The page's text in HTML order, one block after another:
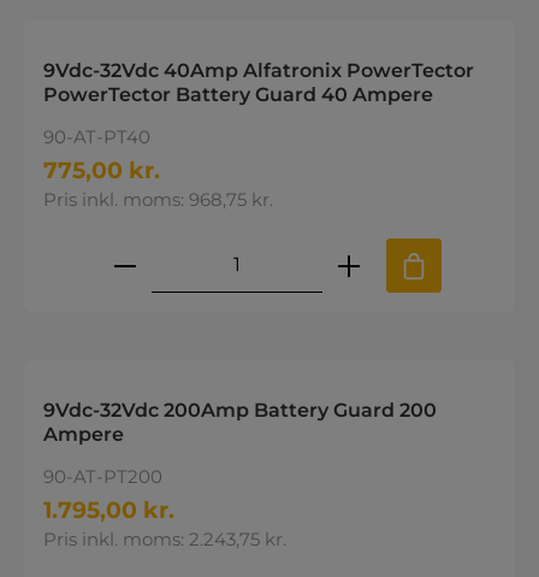
9Vdc-32Vdc 40Amp Alfatronix PowerTector
PowerTector Battery Guard 40 Ampere
90-AT-PT40
775,00 kr.
Pris inkl. moms: 968,75 kr.
Produktmængde: Indtast den
9Vdc-32Vdc 200Amp Battery Guard 200
Ampere
90-AT-PT200
1.795,00 kr.
Pris inkl. moms: 2.243,75 kr.